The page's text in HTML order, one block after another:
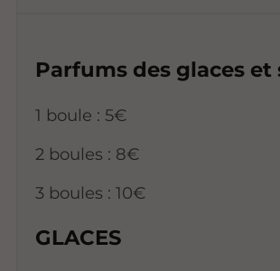
Parfums des glaces et
1 boule : 5€
2 boules : 8€
3 boules : 10€
GLACES